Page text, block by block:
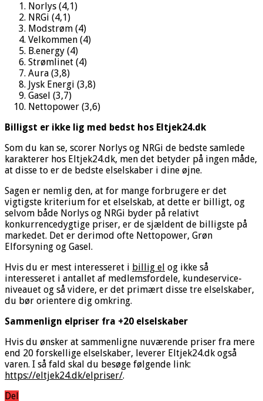
Norlys (4,1)
NRGi (4,1)
Modstrøm (4)
Velkommen (4)
B.energy (4)
Strømlinet (4)
Aura (3,8)
Jysk Energi (3,8)
Gasel (3,7)
Nettopower (3,6)
Billigst er ikke lig med bedst hos Eltjek24.dk
Som du kan se, scorer Norlys og NRGi de bedste samlede
karakterer hos Eltjek24.dk, men det betyder på ingen måde,
at disse to er de bedste elselskaber i dine øjne.
Sagen er nemlig den, at for mange forbrugere er det
vigtigste kriterium for et elselskab, at dette er billigt, og
selvom både Norlys og NRGi byder på relativt
konkurrencedygtige priser, er de sjældent de billigste på
markedet. Det er derimod ofte Nettopower, Grøn
Elforsyning og Gasel.
Hvis du er mest interesseret i billig el og ikke så
interesseret i antallet af medlemsfordele, kundeservice-
niveauet og så videre, er det primært disse tre elselskaber,
du bør orientere dig omkring.
Sammenlign elpriser fra +20 elselskaber
Hvis du ønsker at sammenligne nuværende priser fra mere
end 20 forskellige elselskaber, leverer Eltjek24.dk også
varen. I så fald skal du besøge følgende link:
https://eltjek24.dk/elpriser/.
Del